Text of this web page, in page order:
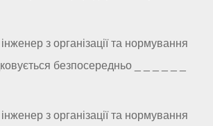
з організації та нормування
безпосередньо _ _ _ _ _ _
з організації та нормування